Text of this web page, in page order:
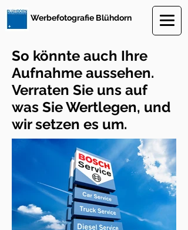
Werbefotografie Blühdorn
So könnte auch Ihre
Aufnahme aussehen.
Verraten Sie uns auf
was Sie Wertlegen, und
wir setzen es um.